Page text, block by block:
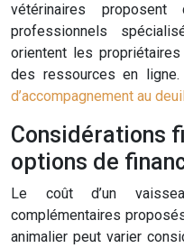
vétérinaires
professionnels
orientent les
des ressources en ligne.
d’accompagnement au
Considérations
options de
Le coût d’un
complémentaires
animalier peut varier